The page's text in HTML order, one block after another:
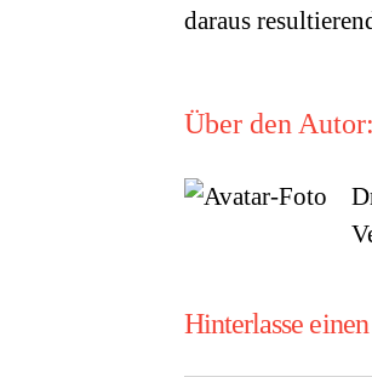
daraus
Über den Autor:
Hinterlasse